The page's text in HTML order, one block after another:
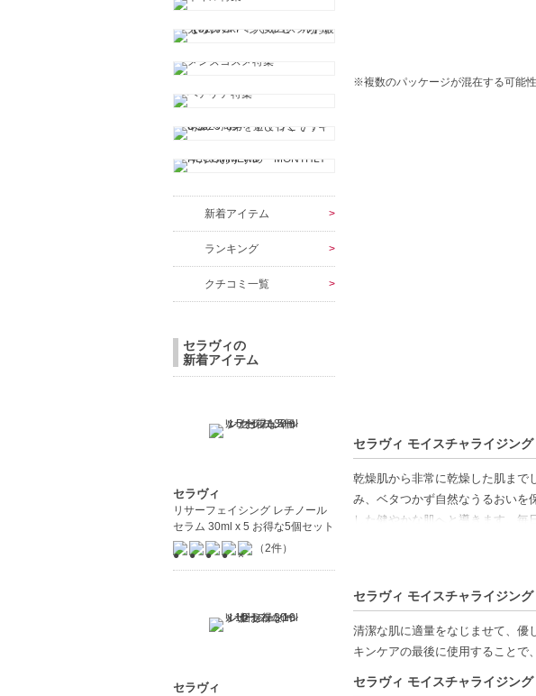
※複数のパッケージが混在する可能性
セラヴィ モイスチャライジン
乾燥肌から非常に乾燥した肌まで
み、ベタつかず自然なうるおいを
した健やかな肌へと導きます。毎
ヒアルロン酸配合-角質層までし
全身使用可能-顔から体まで幅広
乾燥肌に悩んでいる方
セラヴィ モイスチャライジン
清潔な肌に適量をなじませて、優
キンケアの最後に使用することで
セラヴィ モイスチャライジン
新着アイテム
ランキング
クチコミ一覧
セラヴィの
新着アイテム
セラヴィ
リサーフェイシング レチノール
セラム 30ml x 5 お得な5個セット
（2件）
セラヴィ